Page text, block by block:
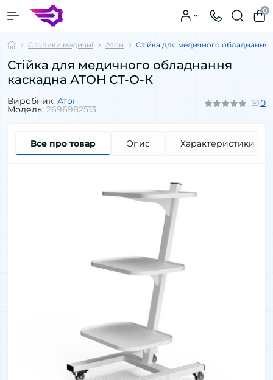
0
Столики медичні Атон Стійка для медичного
Стійка для медичного обладнання
каскадна АТОН СТ-О-К
Виробник: Атон
Модель: 2696982513
0
Все про товар Опис Характеристики